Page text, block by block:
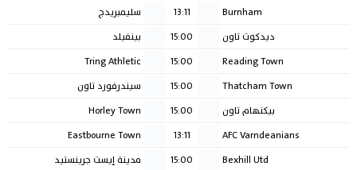
Burnham
13:11
سليمبريدج
ديدكوت تاون
15:00
بينفيلد
Reading Town
15:00
Tring Athletic
Thatcham Town
15:00
سيندرفورد تاون
بيكنهام تاون
15:00
Horley Town
AFC Varndeanians
13:11
Eastbourne Town
Bexhill Utd
15:00
مدينة إيست جرينستيد